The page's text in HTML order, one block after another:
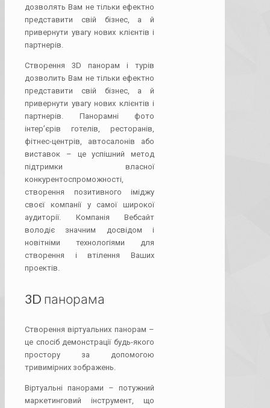
дозволять Вам не тільки ефектно
представити свій бізнес, а й
привернути увагу нових клієнтів і
партнерів.
Створення 3D панорам і турів
дозволить Вам не тільки ефектно
представити свій бізнес, а й
привернути увагу нових клієнтів і
партнерів. Панорамні фото
інтер’єрів готелів, ресторанів,
фітнес-центрів, автосалонів або
виставок – це успішний метод
підтримки власної
конкурентоспроможності,
створення позитивного іміджу
своєї компанії у самої широкої
аудиторії. Компанія Вебсайт
володіє значним досвідом і
новітніми технологіями для
створення і втілення Ваших
проектів.
3D панорама
Створення віртуальних панорам –
це спосіб демонстрації будь-якого
простору за допомогою
тривимірних зображень.
Віртуальні панорами – потужний
маркетинговий інструмент, що